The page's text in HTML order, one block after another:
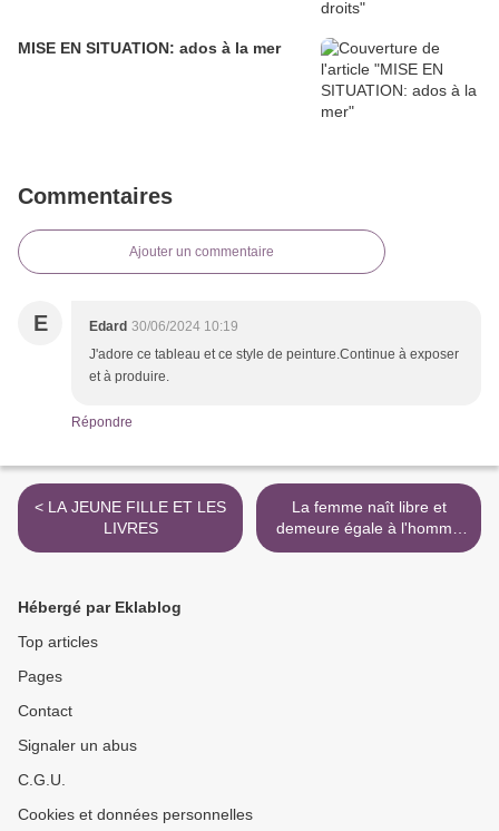
MISE EN SITUATION: ados à la mer
Commentaires
Ajouter un commentaire
E Edard 30/06/2024 10:19
J'adore ce tableau et ce style de peinture.Continue à exposer
et à produire.
Répondre
< LA JEUNE FILLE ET LES
LIVRES
La femme naît libre et
demeure égale à l'homme
en droits >
Hébergé par Eklablog
Top articles
Pages
Contact
Signaler un abus
C.G.U.
Cookies et données personnelles